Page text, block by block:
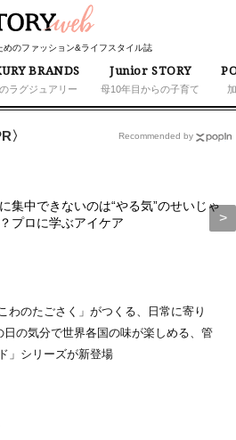
めのファッション&ライフスタイル誌
BRANDS
ラグジュアリー
Junior STORY
母10年目からの子育て
〉
集中できないのは“やる気”のせいじゃ
プロに学ぶアイケア
Recommended by
こわのたごさく」がつくる、日常に寄り
日の気分で世界各国の味が楽しめる、管
」シリーズが新登場